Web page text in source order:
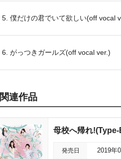
5. 僕だけの君でいて欲しい(off vocal
6. がっつきガールズ(off vocal ver.)
関連作品
母校へ帰れ!(Type-
発売日 2019年